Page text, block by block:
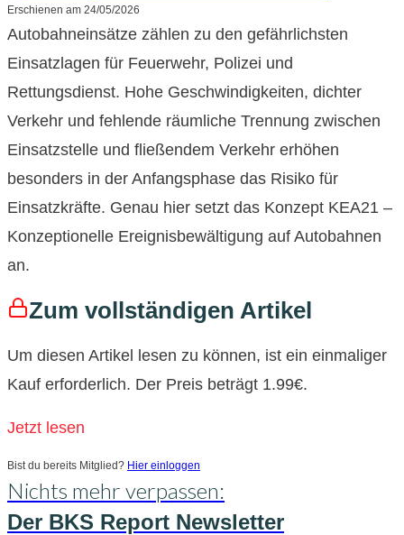
Erschienen am 24/05/2026
Autobahneinsätze zählen zu den gefährlichsten
Einsatzlagen für Feuerwehr, Polizei und
Rettungsdienst. Hohe Geschwindigkeiten, dichter
Verkehr und fehlende räumliche Trennung zwischen
Einsatzstelle und fließendem Verkehr erhöhen
besonders in der Anfangsphase das Risiko für
Einsatzkräfte. Genau hier setzt das Konzept KEA21 –
Konzeptionelle Ereignisbewältigung auf Autobahnen
an.
Zum vollständigen Artikel
Um diesen Artikel lesen zu können, ist ein einmaliger
Kauf erforderlich. Der Preis beträgt 1.99€.
Jetzt lesen
Bist du bereits Mitglied? Hier einloggen
Nichts mehr verpassen:
Der BKS Report Newsletter